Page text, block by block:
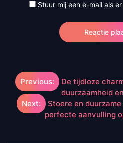
Stuur mij een e-mail als
Previous:
De tijdloze
duurzaamheid
Next:
Stoere en
perfecte aanvulling